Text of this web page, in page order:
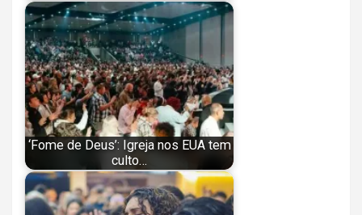
‘Fome de Deus’: Igreja nos EUA tem
culto…